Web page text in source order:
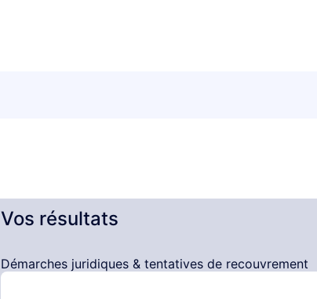
Vos résultats
Démarches juridiques & tentatives de recouvrement